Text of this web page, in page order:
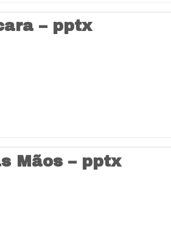
– pptx
Mãos – pptx